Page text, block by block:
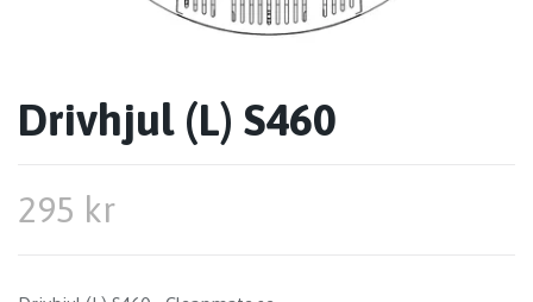
Drivhjul (L) S460
295 kr